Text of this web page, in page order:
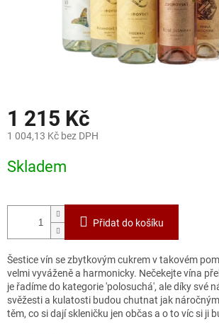
1 215 Kč
1 004,13 Kč bez DPH
cena:
Skladem
Přidat do košíku
Šestice vín se zbytkovým cukrem v takovém
velmi vyváženě a harmonicky. Nečekejte vína
je řadíme do kategorie 'polosuchá', ale díky své
svěžesti a kulatosti budou chutnat jak
těm, co si dají skleničku jen občas a o to víc si ji